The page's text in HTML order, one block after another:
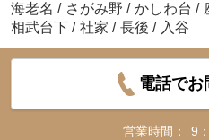
海老名 / さがみ野 / かしわ台 /
相武台下 / 社家 / 長後 / 入谷
電話でお
営業時間： 9